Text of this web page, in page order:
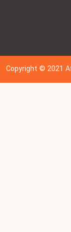
Copyright © 202 1